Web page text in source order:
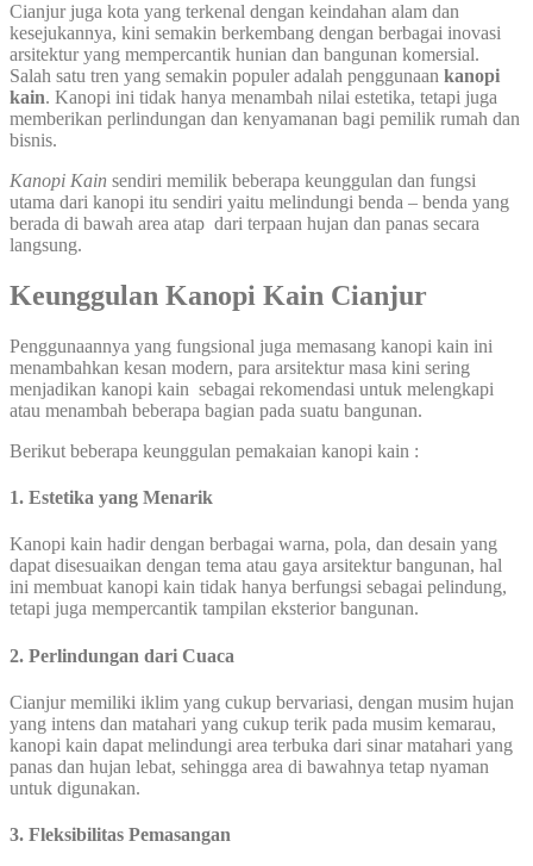
Cianjur juga kota yang terkenal dengan keindahan alam dan
kesejukannya, kini semakin berkembang dengan berbagai inovasi
arsitektur yang mempercantik hunian dan bangunan komersial.
Salah satu tren yang semakin populer adalah penggunaan kanopi
kain. Kanopi ini tidak hanya menambah nilai estetika, tetapi juga
memberikan perlindungan dan kenyamanan bagi pemilik rumah dan
bisnis.
Kanopi Kain sendiri memilik beberapa keunggulan dan fungsi
utama dari kanopi itu sendiri yaitu melindungi benda – benda yang
berada di bawah area atap dari terpaan hujan dan panas secara
langsung.
Keunggulan Kanopi Kain Cianjur
Penggunaannya yang fungsional juga memasang kanopi kain ini
menambahkan kesan modern, para arsitektur masa kini sering
menjadikan kanopi kain sebagai rekomendasi untuk melengkapi
atau menambah beberapa bagian pada suatu bangunan.
Berikut beberapa keunggulan pemakaian kanopi kain :
1. Estetika yang Menarik
Kanopi kain hadir dengan berbagai warna, pola, dan desain yang
dapat disesuaikan dengan tema atau gaya arsitektur bangunan, hal
ini membuat kanopi kain tidak hanya berfungsi sebagai pelindung,
tetapi juga mempercantik tampilan eksterior bangunan.
2. Perlindungan dari Cuaca
Cianjur memiliki iklim yang cukup bervariasi, dengan musim hujan
yang intens dan matahari yang cukup terik pada musim kemarau,
kanopi kain dapat melindungi area terbuka dari sinar matahari yang
panas dan hujan lebat, sehingga area di bawahnya tetap nyaman
untuk digunakan.
3. Fleksibilitas Pemasangan